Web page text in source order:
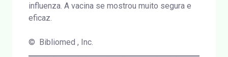
influenza. A vacina se mostrou muito segura e
eficaz.
© Bibliomed , Inc.